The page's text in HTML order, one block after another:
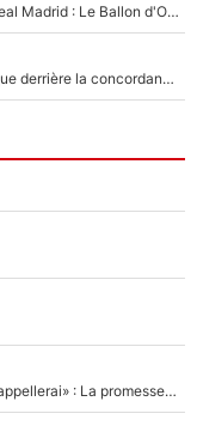
Coup de théâtre en Espagne, Rodri va trahir le Real Madrid : Le Ballon d'Or a choisi de signer au FC Barcelone !
Mercato Analyse : Vincius Jr-Diomandé, la logique derrière la concordance des temps
Mercato - OM - «Dès que je prends un club, je t’appellerai» : La promesse de Marcelino au moment de claquer la porte